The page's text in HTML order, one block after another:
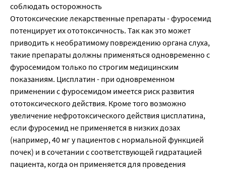
соблюдать осторожность
Ототоксические лекарственные препараты - фуросемид
потенцирует их ототоксичность. Так как это может
приводить к необратимому повреждению органа слуха,
такие препараты должны применяться одновременно с
фуросемидом только по строгим медицинским
показаниям. Цисплатин - при одновременном
применении с фуросемидом имеется риск развития
ототоксического действия. Кроме того возможно
увеличение нефротоксического действия цисплатина,
если фуросемид не применяется в низких дозах
(например, 40 мг у пациентов с нормальной функцией
почек) и в сочетании с соответствующей гидратацией
пациента, когда он применяется для проведения